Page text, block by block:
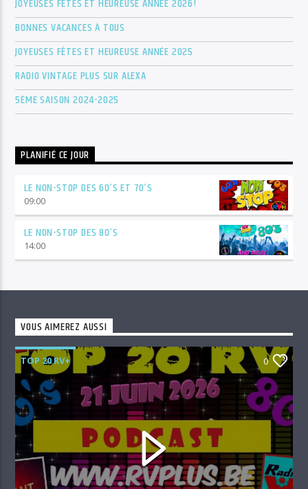
JOYEUSES FÊTES ET HEUREUSE ANNÉE 2026!
BONNES VACANCES À TOUS
JOYEUSES FÊTES ET HEUREUSE ANNÉE 2025
RADIO VINTAGE PLUS SUR ALEXA
5ÈME SAISON 2024-2025
PLANIFIÉ CE JOUR
LE NON-STOP DES 60’S ET 70’S
09:00
LE NON-STOP DES 80’S
14:00
VOUS AIMEREZ AUSSI
TOP 20 RV+ 0